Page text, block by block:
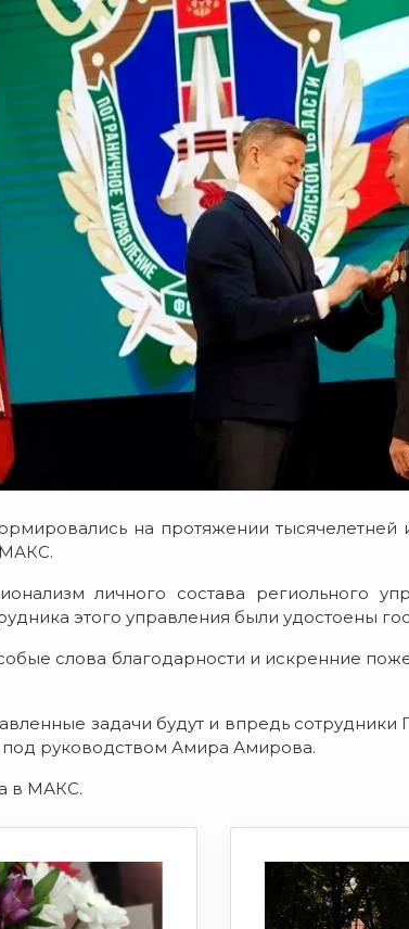
на протяжении тысячелетней
личного состава региольного
этого управления были удостоены
слова благодарности и искренние
задачи будут и впредь
руководством Амира Амирова.
в МАКС.